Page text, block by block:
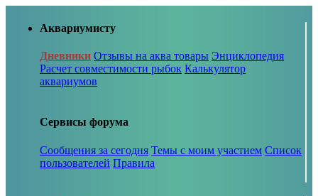
Аквариумисту
Дневники Отзывы на аква товары Энциклопедия
Расчет совместимости рыбок Калькулятор
аквариумов
Сервисы форума
Сообщения за сегодня Темы с моим участием Список
пользователей Правила